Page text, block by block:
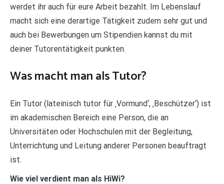
werdet ihr auch für eure Arbeit bezahlt. Im Lebenslauf
macht sich eine derartige Tätigkeit zudem sehr gut und
auch bei Bewerbungen um Stipendien kannst du mit
deiner Tutorentätigkeit punkten.
Was macht man als Tutor?
Ein Tutor (lateinisch tutor für ‚Vormund‘, ‚Beschützer‘) ist
im akademischen Bereich eine Person, die an
Universitäten oder Hochschulen mit der Begleitung,
Unterrichtung und Leitung anderer Personen beauftragt
ist.
Wie viel verdient man als HiWi?